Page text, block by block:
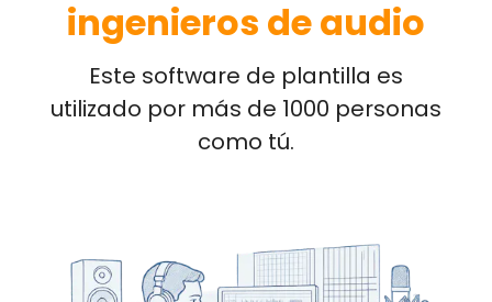
ingenieros de audio
Este software de plantilla es
utilizado por más de 1000 personas
como tú.